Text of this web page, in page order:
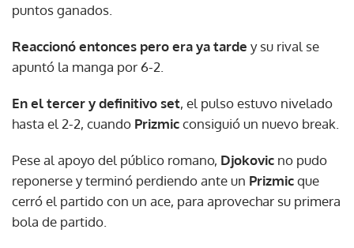
puntos ganados.
Reaccionó entonces pero era ya tarde y su rival se
apuntó la manga por 6-2.
En el tercer y definitivo set, el pulso estuvo nivelado
hasta el 2-2, cuando Prizmicconsiguió un nuevo break.
Pese al apoyo del público romano, Djokovic no pudo
reponerse y terminó perdiendo ante un Prizmicque
cerró el partido con un ace, para aprovechar su primera
bola de partido.